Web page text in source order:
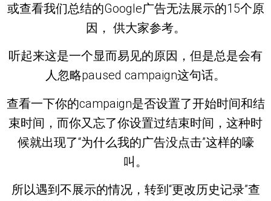
或查看我们总结的Google广告无法展示的15个原
因， 供大家参考。
听起来这是一个显而易见的原因，但是总是会有
人忽略paused campaign这句话。
查看一下你的campaign是否设置了开始时间和结
束时间，而你又忘了你设置过结束时间，这种时
候就出现了“为什么我的广告没点击”这样的嚎
叫。
所以遇到不展示的情况，转到“更改历史记录”查